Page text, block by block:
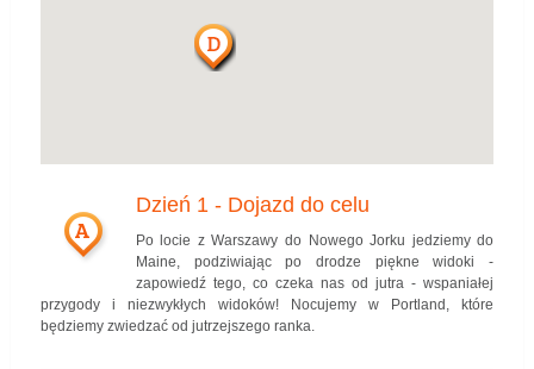
A
Dzień 1 - Dojazd do celu
Po locie z Warszawy do Nowego Jorku jedziemy do
Maine, podziwiając po drodze piękne widoki -
zapowiedź tego, co czeka nas od jutra - wspaniałej
przygody i niezwykłych widoków! Nocujemy w Portland, które
będziemy zwiedzać od jutrzejszego ranka.